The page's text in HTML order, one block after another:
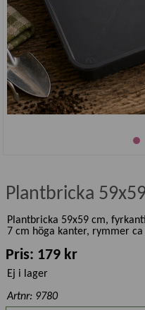
Plantbricka
Plantbricka 59x59 cm,
7 cm höga kanter, rymmer
Pris: 179 kr
Ej i lager
Artnr: 9780